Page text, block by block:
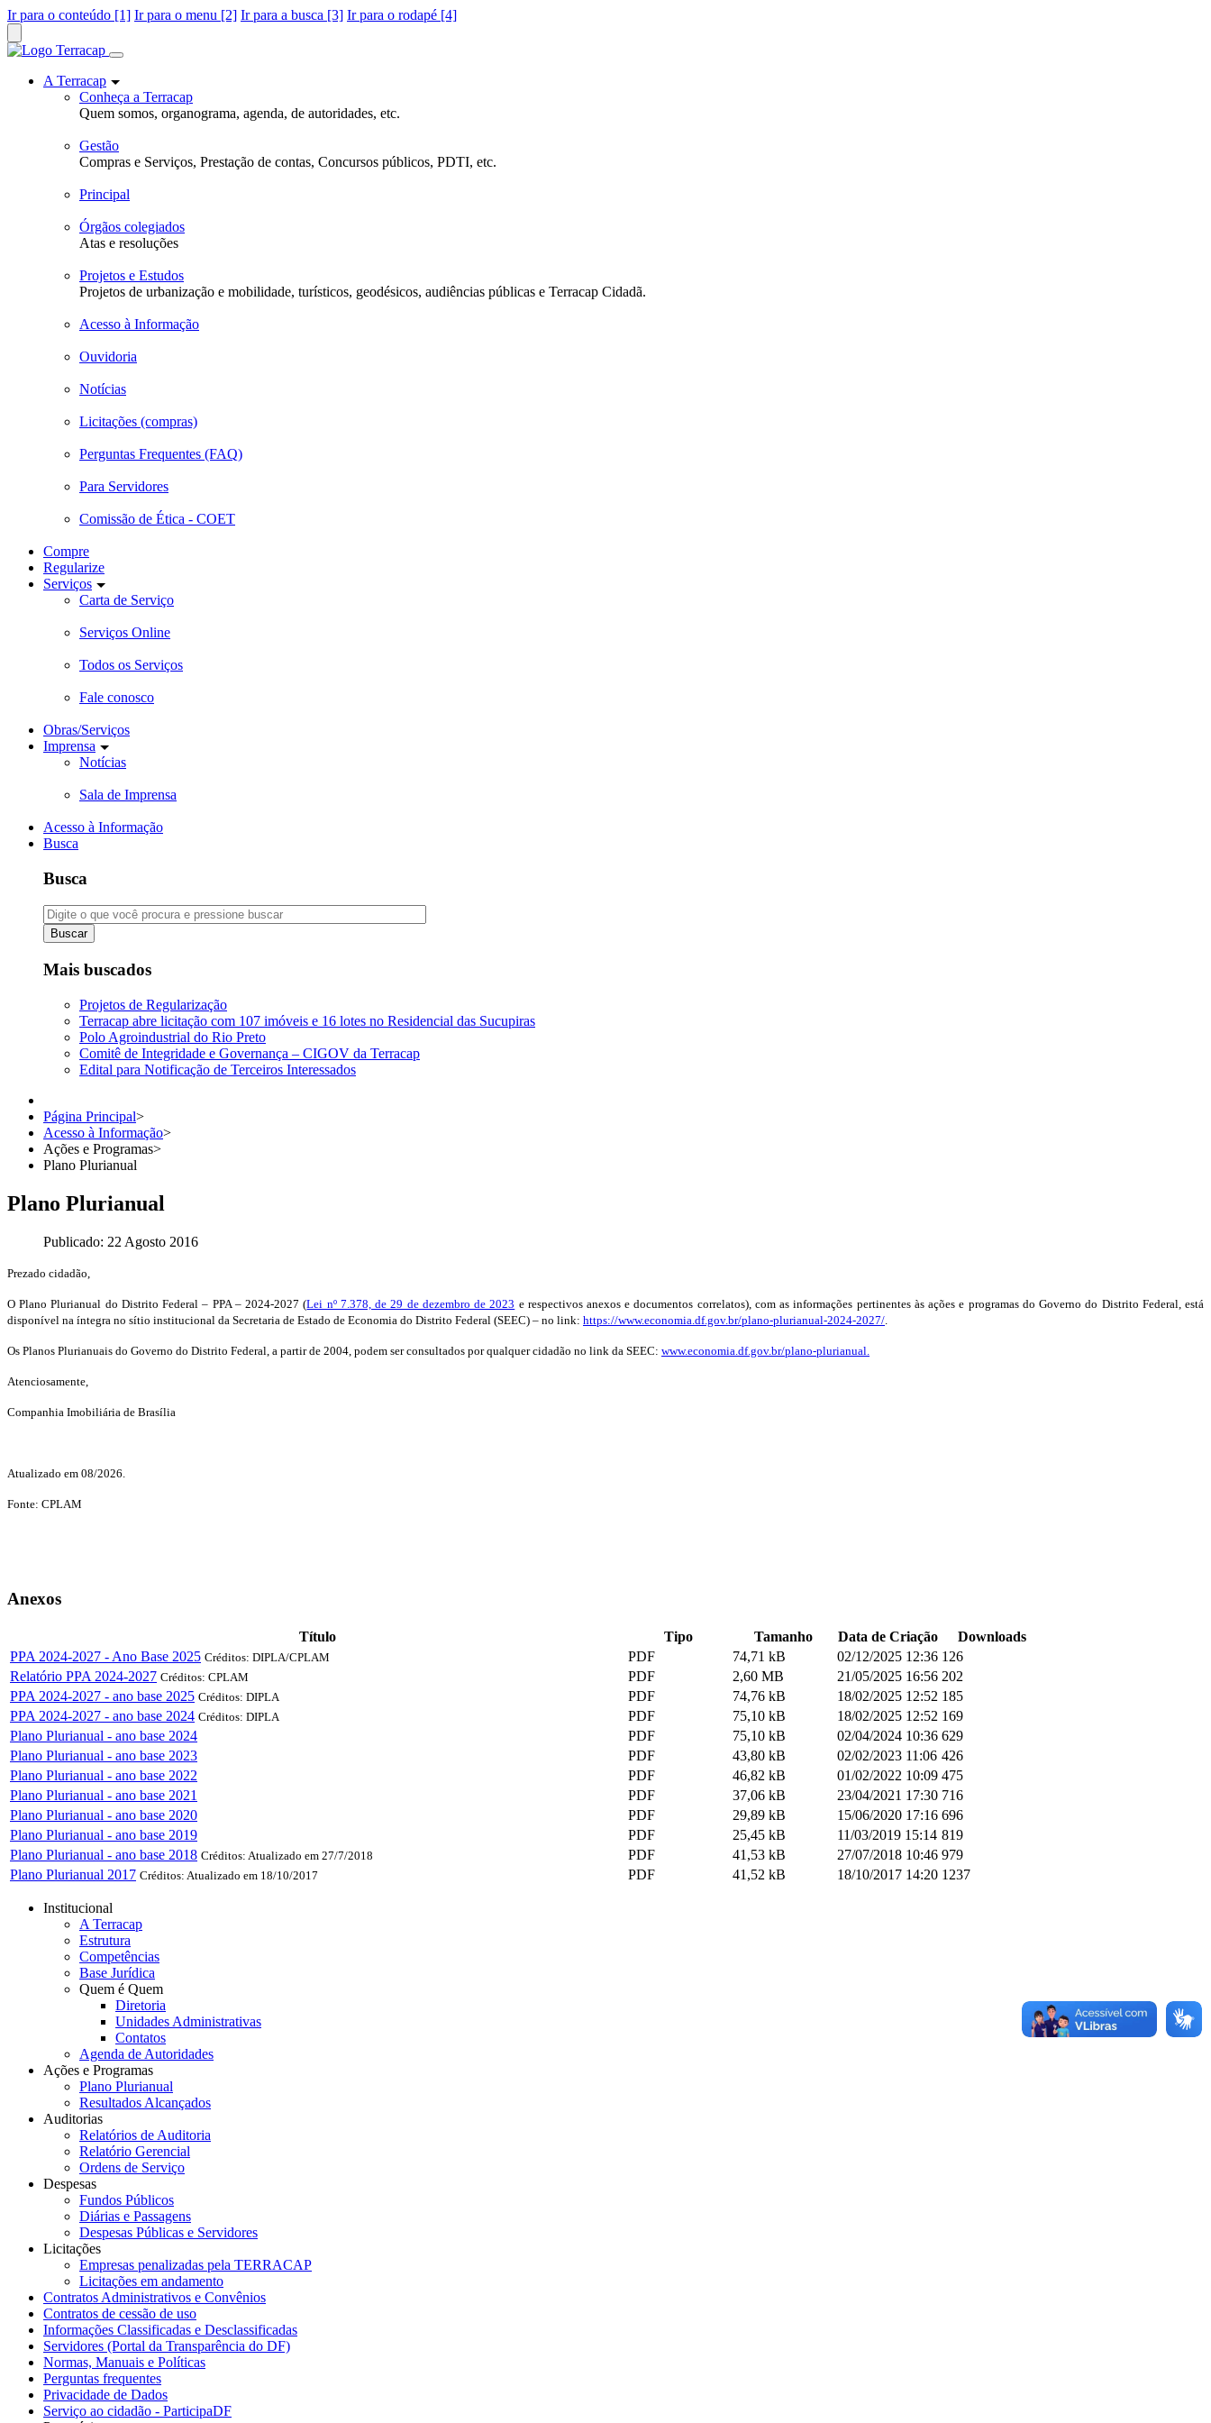
Ir para o conteúdo [1] Ir para o menu [2] Ir para a busca [3] Ir para o rodapé [4]
A Terracap
Conheça a Terracap
Quem somos, organograma, agenda, de autoridades, etc.
Gestão
Compras e Serviços, Prestação de contas, Concursos públicos, PDTI, etc.
Principal
Órgãos colegiados
Atas e resoluções
Projetos e Estudos
Projetos de urbanização e mobilidade, turísticos, geodésicos, audiências públicas e Terracap Cidadã.
Acesso à Informação
Ouvidoria
Notícias
Licitações (compras)
Perguntas Frequentes (FAQ)
Para Servidores
Comissão de Ética - COET
Compre
Regularize
Serviços
Carta de Serviço
Serviços Online
Todos os Serviços
Fale conosco
Obras/Serviços
Imprensa
Notícias
Sala de Imprensa
Acesso à Informação
Busca
Busca
Buscar
Mais buscados
Projetos de Regularização
Terracap abre licitação com 107 imóveis e 16 lotes no Residencial das Sucupiras
Polo Agroindustrial do Rio Preto
Comitê de Integridade e Governança – CIGOV da Terracap
Edital para Notificação de Terceiros Interessados
Página Principal>
Acesso à Informação>
Ações e Programas>
Plano Plurianual
Plano Plurianual
Publicado: 22 Agosto 2016
Prezado cidadão,
O Plano Plurianual do Distrito Federal – PPA – 2024-2027 (Lei nº 7.378, de 29 de dezembro de 2023 e respectivos anexos e documentos correlatos), com as informações pertinentes às ações e programas do Governo do Distrito Federal, está
disponível na íntegra no sítio institucional da Secretaria de Estado de Economia do Distrito Federal (SEEC) – no link: https://www.economia.df.gov.br/plano-plurianual-2024-2027/
Os Planos Plurianuais do Governo do Distrito Federal, a partir de 2004, podem ser consultados por qualquer cidadão no link da SEEC: www.economia.df.gov.br/plano-plurianual.
Atenciosamente,
Companhia Imobiliária de Brasília
Atualizado em 08/2026.
Fonte: CPLAM
Anexos
Título Tipo Tamanho Data de Criação
Downloads
PPA 2024-2027 - Ano Base 2025 Créditos: DIPLA/CPLAM PDF 74,71 kB 02/12/2025 12:36 126
Relatório PPA 2024-2027 Créditos: CPLAM PDF 2,60 MB 21/05/2025 16:56 202
PPA 2024-2027 - ano base 2025 Créditos: DIPLA PDF 74,76 kB 18/02/2025 12:52 185
PPA 2024-2027 - ano base 2024 Créditos: DIPLA PDF 75,10 kB 18/02/2025 12:52 169
Plano Plurianual - ano base 2024
PDF 75,10 kB 02/04/2024 10:36 629
Plano Plurianual - ano base 2023
PDF 43,80 kB 02/02/2023 11:06 426
Plano Plurianual - ano base 2022
PDF 46,82 kB 01/02/2022 10:09 475
Plano Plurianual - ano base 2021
PDF 37,06 kB 23/04/2021 17:30 716
Plano Plurianual - ano base 2020
PDF 29,89 kB 15/06/2020 17:16 696
Plano Plurianual - ano base 2019
PDF 25,45 kB 11/03/2019 15:14 819
Plano Plurianual - ano base 2018 Créditos: Atualizado em 27/7/2018 PDF 41,53 kB 27/07/2018 10:46 979
Plano Plurianual 2017 Créditos: Atualizado em 18/10/2017 PDF 41,52 kB 18/10/2017 14:20 1237
Institucional
A Terracap
Estrutura
Competências
Base Jurídica
Quem é Quem
Diretoria
Unidades Administrativas
Contatos
Agenda de Autoridades
Ações e Programas
Plano Plurianual
Resultados Alcançados
Auditorias
Relatórios de Auditoria
Relatório Gerencial
Ordens de Serviço
Despesas
Fundos Públicos
Diárias e Passagens
Despesas Públicas e Servidores
Licitações
Empresas penalizadas pela TERRACAP
Licitações em andamento
Contratos Administrativos e Convênios
Contratos de cessão de uso
Informações Classificadas e Desclassificadas
Servidores (Portal da Transparência do DF)
Normas, Manuais e Políticas
Perguntas frequentes
Privacidade de Dados
Serviço ao cidadão - ParticipaDF